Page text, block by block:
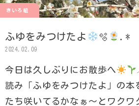
きいろ組
ふゆをみつけたよ 🫧 .*
2024.02.09
今日は久しぶりにお散歩へ
読み「ふゆをみつけたよ」の本
たち咲いてるかなぁ〜とワクワ